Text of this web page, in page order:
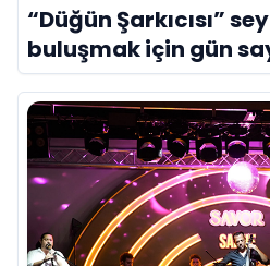
“Düğün Şarkıcısı”
buluşmak için gün